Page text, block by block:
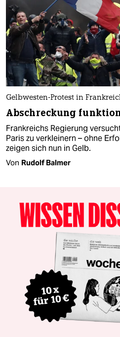
Gelbwesten-Protest in
Abschreckung
Frankreichs Regierung
Paris zu verkleinern – ohne
zeigen sich nun in Gelb.
Von Rudolf Balmer